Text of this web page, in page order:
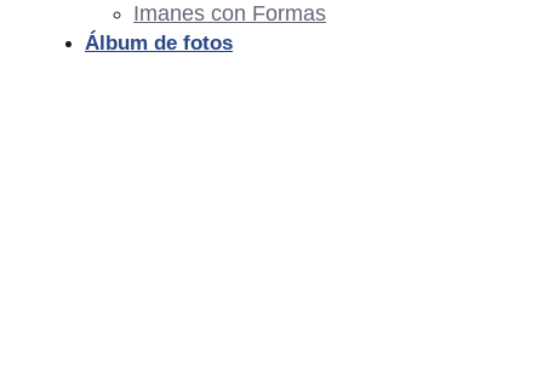
Imanes con Formas
Álbum de fotos